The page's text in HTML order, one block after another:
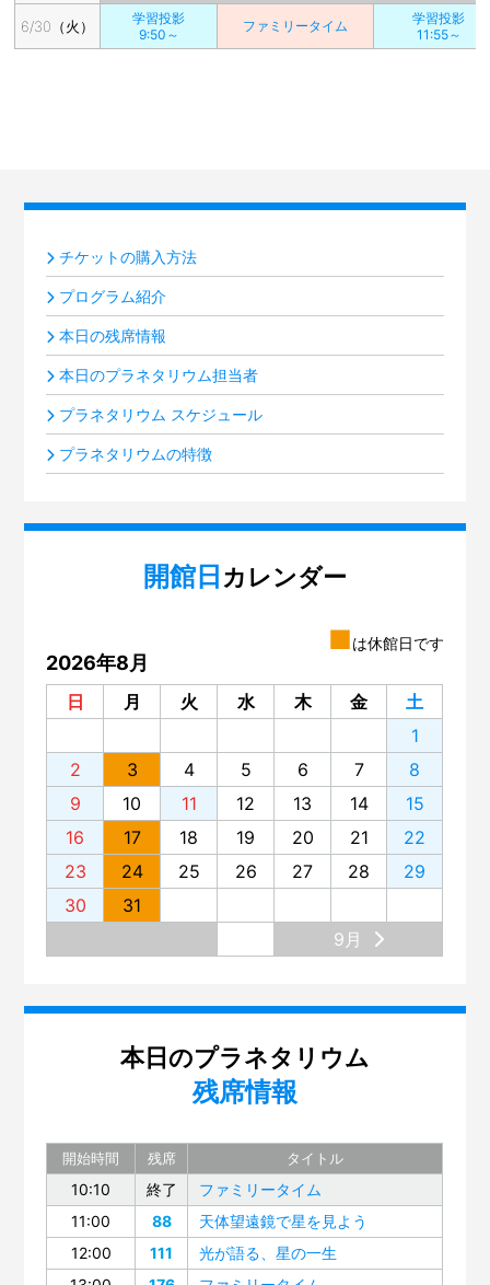
6/30（火）
学習投影
9:50～
ファミリータイム
学習投影
11:55～
チケットの購入方法
プログラム紹介
本日の残席情報
本日のプラネタリウム担当者
プラネタリウム スケジュール
プラネタリウムの特徴
開館日 カレンダー
■は休館日です
2026年8月
日 月 火 水 木 金
土
1
2
3 4 5 6 7
8
9
10 11 12 13 14
15
16
17 18 19 20 21
22
23
24 25 26 27 28
29
30
31
9月
本日のプラネタリウム
残席情報
開始時間 残席 タイトル
10:10 終了
ファミリータイム
11:00
88
天体望遠鏡で星を見よう
12:00
111
光が語る、星の一生